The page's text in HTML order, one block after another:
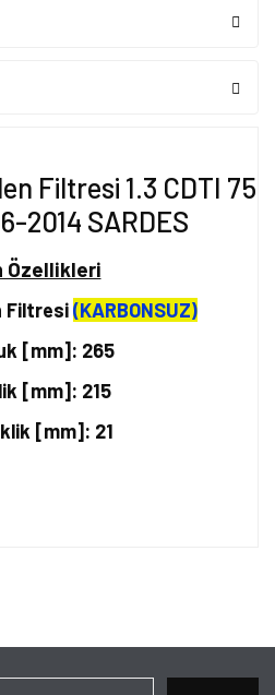
Filtresi 1.3 CDTI 75
2014 SARDES
Özellikleri
Filtresi(KARBONSUZ)
[mm]: 265
[mm]: 215
[mm]: 21